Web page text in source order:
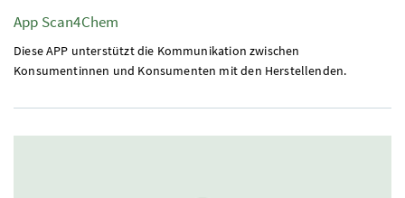
App Scan4Chem
Diese APP unterstützt die Kommunikation zwischen
Konsumentinnen und Konsumenten mit den Herstellenden.